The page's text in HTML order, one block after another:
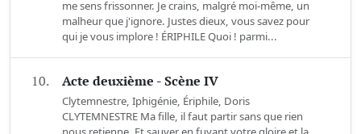
me sens frissonner. Je crains, malgré moi-même, un
malheur que j'ignore. Justes dieux, vous savez pour
qui je vous implore ! ÉRIPHILE Quoi ! parmi...
10. Acte deuxième - Scène IV
Clytemnestre, Iphigénie, Ériphile, Doris
CLYTEMNESTRE Ma fille, il faut partir sans que rien